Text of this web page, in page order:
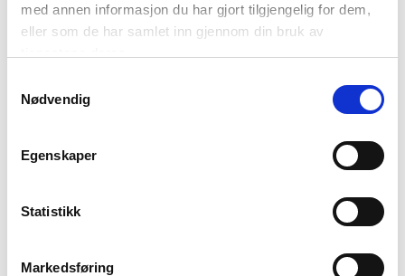
med annen informasjon du har gjort tilgjengelig for dem,
eller som de har samlet inn gjennom din bruk av
Nødvendig
Egenskaper
Statistikk
Markedsføring
Høyde:
23.5 cm